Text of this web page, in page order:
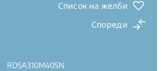
Список на желби
Спореди
RDSA310M40SN